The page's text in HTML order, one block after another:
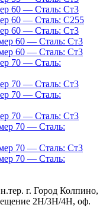
60 — Сталь: Ст3
60 — Сталь: С255
60 — Сталь: Ст3
60 — Сталь: Ст3
60 — Сталь: Ст3
70 — Сталь:
70 — Сталь: Ст3
70 — Сталь:
70 — Сталь: Ст3
70 — Сталь:
70 — Сталь: Ст3
70 — Сталь:
г. Город Колпино,
2Н/3Н/4Н, оф.